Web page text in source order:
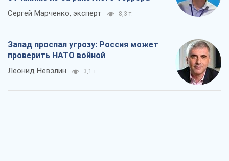
Сергей Марченко, эксперт 8,3 т.
Запад проспал угрозу: Россия может
проверить НАТО войной
Леонид Невзлин 3,1 т.